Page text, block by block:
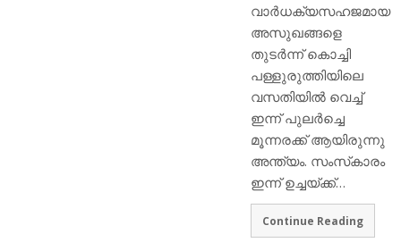
വാര്‍ധക്യസഹജമായ
അസുഖങ്ങളെ
തുടര്‍ന്ന് കൊച്ചി
പള്ളുരുത്തിയിലെ
വസതിയില്‍ വെച്ച്
ഇന്ന് പുലര്‍ച്ചെ
മൂന്നരക്ക് ആയിരുന്നു
അന്ത്യം. സംസ്‌കാരം
ഇന്ന് ഉച്ചയ്ക്ക്…
Continue Reading